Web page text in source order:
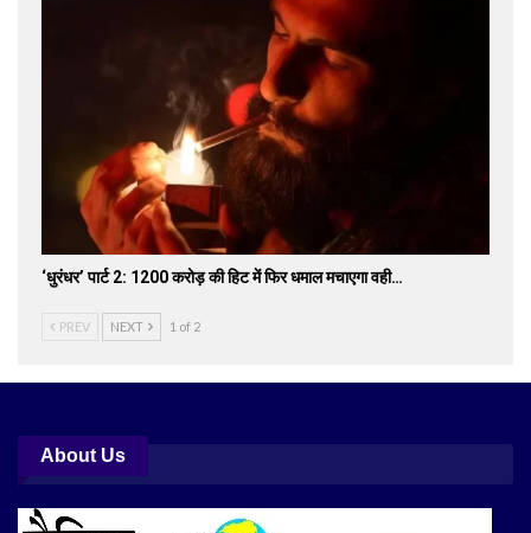
‘धुरंधर’ पार्ट 2: 1200 करोड़ की हिट में फिर धमाल मचाएगा वही…
PREV NEXT 1 of 2
About Us